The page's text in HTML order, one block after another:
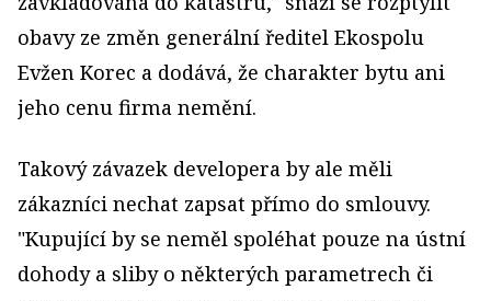
obavy ze změn generální ředitel Ekospolu
Evžen Korec a dodává, že charakter bytu ani
jeho cenu firma nemění.
Takový závazek developera by ale měli
zákazníci nechat zapsat přímo do smlouvy.
"Kupující by se neměl spoléhat pouze na ústní
dohody a sliby o některých parametrech či